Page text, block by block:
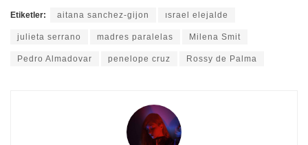
Etiketler: aitana sanchez-gijon ısrael elejalde
julieta serrano madres paralelas Milena Smit
Pedro Almadovar penelope cruz Rossy de Palma